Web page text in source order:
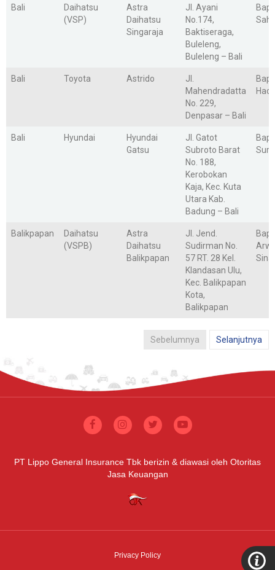
Bali
Daihatsu
(VSP)
Astra
Daihatsu
Singaraja
Jl. Ayani
No.174,
Baktiseraga,
Buleleng,
Buleleng – Bali
Bali Toyota Astrido
Jl.
Mahendradatta
No. 229,
Denpasar – Bali
Hadi
Bali Hyundai
Hyundai
Gatsu
Jl. Gatot
Subroto Barat
No. 188,
Kerobokan
Kaja, Kec. Kuta
Utara Kab.
Badung – Bali
Balikpapan
Daihatsu
(VSPB)
Astra
Daihatsu
Balikpapan
Jl. Jend.
Sudirman No.
57 RT. 28 Kel.
Klandasan Ulu,
Kec. Balikpapan
Kota,
Balikpapan
Sebelumnya Selanjutnya
PT Lippo General Insurance Tbk berizin & diawasi oleh Otoritas
Jasa Keuangan
Privacy Policy